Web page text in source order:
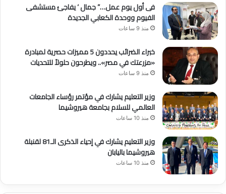
فى أول يوم عمل…” جمال ‘ يفاجئ مستشفى
الفيوم ووحدة الكعابي الجديدة
منذ 9 ساعات
خبراء الضرائب يحددون 5 مميزات حصرية لمبادرة
«مزرعتك في مصر».. ويطرحون حلولاً للتحديات
منذ 9 ساعات
وزير التعليم يشارك في مؤتمر رؤساء الجامعات
العالمي للسلام بجامعة هيروشيما
منذ 10 ساعات
وزير التعليم يشارك في إحياء الذكرى الـ81 لقنبلة
هيروشيما باليابان
منذ 10 ساعات